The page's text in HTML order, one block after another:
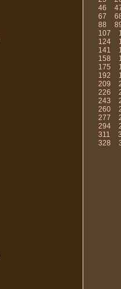
46
67
88
107
124
141
158
175
192
209
226
243
260
277
294
311
328